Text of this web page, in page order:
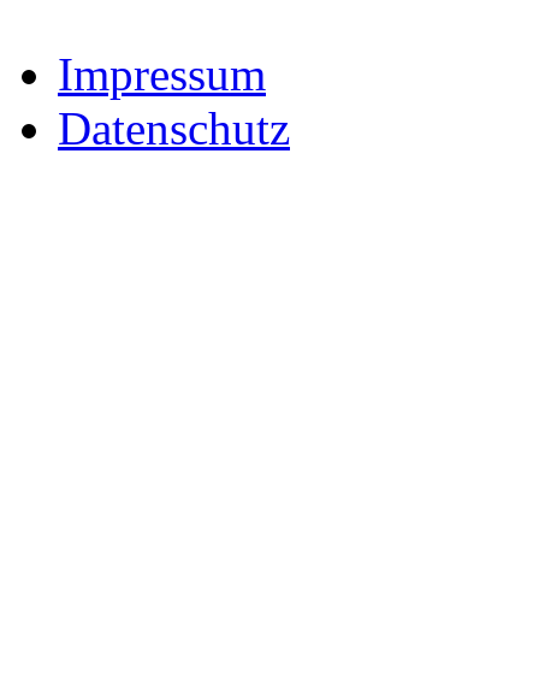
Impressum
Datenschutz